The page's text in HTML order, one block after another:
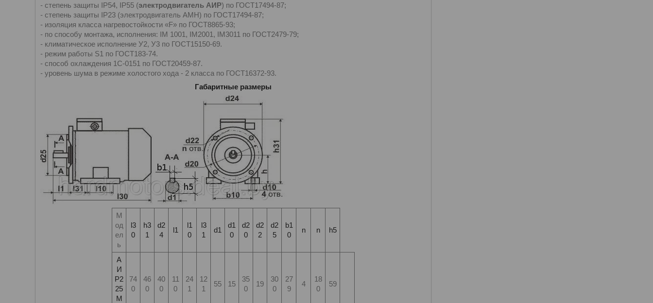
- степень защиты IP54, IP55 (электродвигатель АИР) по ГОСТ17494-87;
- степень защиты IP23 (электродвигатель АМН) по ГОСТ17494-87;
- изоляция класса нагревостойкости «F» по ГОСТ8865-93;
- по способу монтажа, исполнения: IM 1001, IM2001, IM3011 по ГОСТ2479-79;
- климатическое исполнение У2, У3 по ГОСТ15150-69.
- режим работы S1 по ГОСТ183-74.
- способ охлаждения 1С-0151 по ГОСТ20459-87.
- уровень шума в режиме холостого хода - 2 класса по ГОСТ16372-93.
Габаритные размеры
М
од
ел
ь
l3
0
h3
1
d2
4
l1
l1
0
l3
1
d1
d1
0
d2
0
d2
2
d2
5
b1
0
n n h5
А
И
Р2
25
М
74
0
46
0
40
0
11
0
24
1
12
1
55 15
35
0
19
30
0
27
9
4
18
0
59